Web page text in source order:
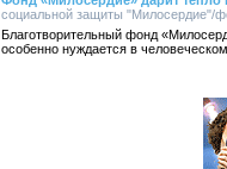
социальной защиты "Милосердие"/
Благотворительный фонд
особенно нуждается в